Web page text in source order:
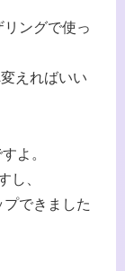
ングで使っ
えればいい
よ。
し、
できました